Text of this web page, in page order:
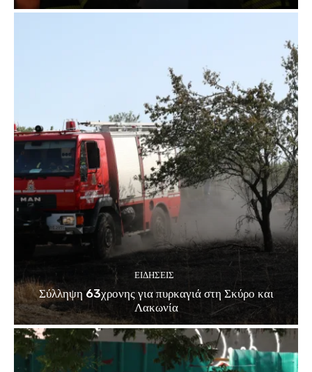
ΕΙΔΗΣΕΙΣ
Σύλληψη 63χρονης για πυρκαγιά στη Σκύρο και
Λακωνία